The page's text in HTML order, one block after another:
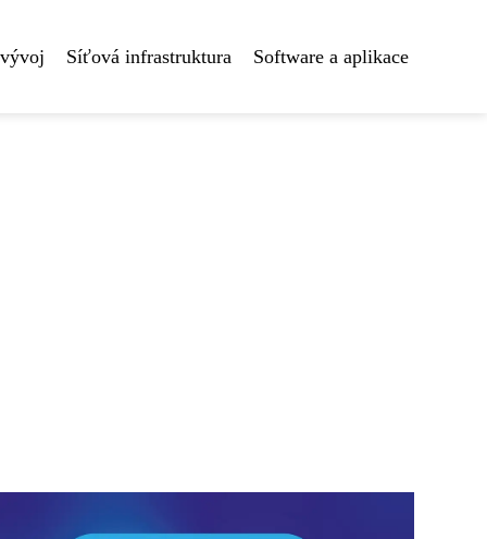
Síťová infrastruktura Software a aplikace